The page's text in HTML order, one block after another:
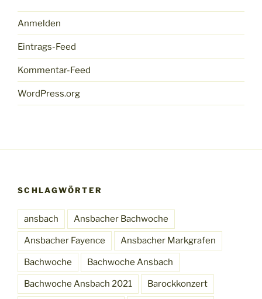
Anmelden
Eintrags-Feed
Kommentar-Feed
WordPress.org
SCHLAGWÖRTER
ansbach Ansbacher Bachwoche
Ansbacher Fayence Ansbacher Markgrafen
Bachwoche Bachwoche Ansbach
Bachwoche Ansbach 2021 Barockkonzert